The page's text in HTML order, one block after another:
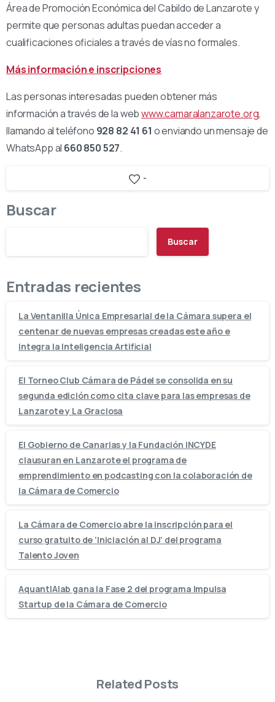
Área de Promoción Económica del Cabildo de Lanzarote y
permite que personas adultas puedan acceder a
cualificaciones oficiales a través de vías no formales.
Más información e inscripciones
Las personas interesadas pueden obtener más
información a través de la webwww.camaralanzarote.org,
llamando al teléfono 928 82 41 61 o enviando un mensaje de
WhatsApp al 660 850 527.
-
Buscar
Buscar
Entradas recientes
La Ventanilla Única Empresarial de la Cámara supera el
centenar de nuevas empresas creadas este año e
integra la Inteligencia Artificial
El Torneo Club Cámara de Pádel se consolida en su
segunda edición como cita clave para las empresas de
Lanzarote y La Graciosa
El Gobierno de Canarias y la Fundación INCYDE
clausuran en Lanzarote el programa de
emprendimiento en podcasting con la colaboración de
la Cámara de Comercio
La Cámara de Comercio abre la inscripción para el
curso gratuito de ‘Iniciación al DJ’ del programa
Talento Joven
AquantIAlab gana la Fase 2 del programa Impulsa
Startup de la Cámara de Comercio
Related Posts